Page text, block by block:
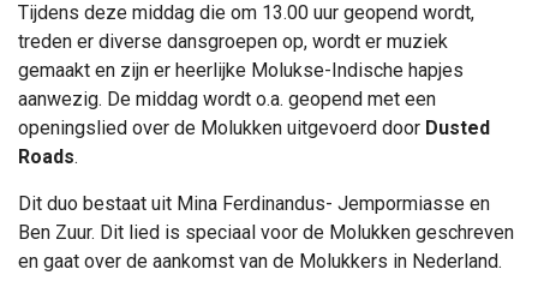
Tijdens deze middag die om 13.00 uur geopend wordt,
treden er diverse dansgroepen op, wordt er muziek
gemaakt en zijn er heerlijke Molukse-Indische hapjes
aanwezig. De middag wordt o.a. geopend met een
openingslied over de Molukken uitgevoerd door Dusted
Roads.
Dit duo bestaat uit Mina Ferdinandus- Jempormiasse en
Ben Zuur. Dit lied is speciaal voor de Molukken geschreven
en gaat over de aankomst van de Molukkers in Nederland.